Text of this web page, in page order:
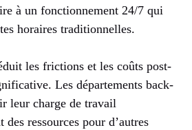
à un fonctionnement 24/7 qui
horaires traditionnelles.
les frictions et les coûts post-
Les départements back-
leur charge de travail
ressources pour d’autres